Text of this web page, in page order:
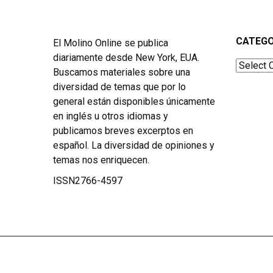
El Molino Online se publica
diariamente desde New York, EUA.
Buscamos materiales sobre una
diversidad de temas que por lo
general están disponibles únicamente
en inglés u otros idiomas y
publicamos breves excerptos en
español. La diversidad de opiniones y
temas nos enriquecen.
ISSN2766-4597